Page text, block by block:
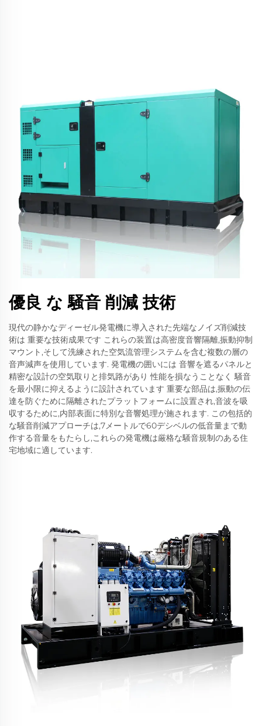
優良 な 騒音 削減 技術
現代の静かなディーゼル発電機に導入された先端なノイズ削減技
術は 重要な技術成果です これらの装置は高密度音響隔離,振動抑制
マウント,そして洗練された空気流管理システムを含む複数の層の
音声減声を使用しています. 発電機の囲いには 音響を遮るパネルと
精密な設計の空気取りと排気路があり 性能を損なうことなく 騒音
を最小限に抑えるように設計されています 重要な部品は,振動の伝
達を防ぐために隔離されたプラットフォームに設置され,音波を吸
収するために,内部表面に特別な音響処理が施されます. この包括的
な騒音削減アプローチは,7メートルで60デシベルの低音量まで動
作する音量をもたらし,これらの発電機は厳格な騒音規制のある住
宅地域に適しています.